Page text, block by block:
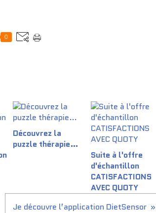
0
Découvrez la
puzzle thérapie…
Suite à l'offre
d'échantillon
CATISFACTIONS
AVEC QUOTY
Je découvre l’application DietSensor